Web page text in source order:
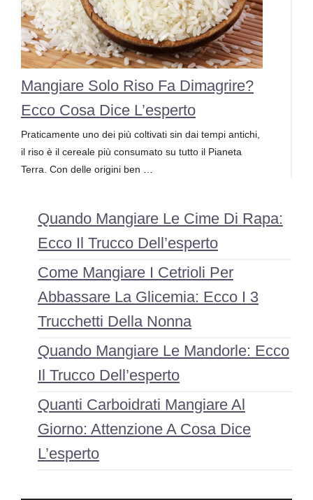
Mangiare Solo Riso Fa Dimagrire?
Ecco Cosa Dice L’esperto
Praticamente uno dei più coltivati sin dai tempi antichi,
il riso è il cereale più consumato su tutto il Pianeta
Terra. Con delle origini ben …
Quando Mangiare Le Cime Di Rapa:
Ecco Il Trucco Dell’esperto
Come Mangiare I Cetrioli Per
Abbassare La Glicemia: Ecco I 3
Trucchetti Della Nonna
Quando Mangiare Le Mandorle: Ecco
Il Trucco Dell’esperto
Quanti Carboidrati Mangiare Al
Giorno: Attenzione A Cosa Dice
L’esperto